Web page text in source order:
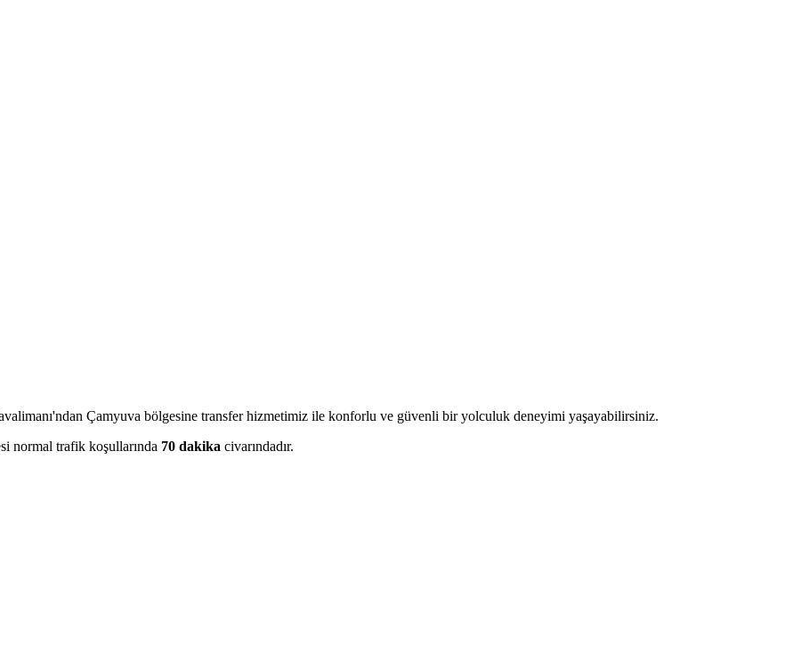
Çamyuva bölgesine transfer hizmetimiz ile konforlu ve güvenli bir yolculuk deneyimi yaşayabilirsiniz.
normal trafik koşullarında 70 dakika civarındadır.